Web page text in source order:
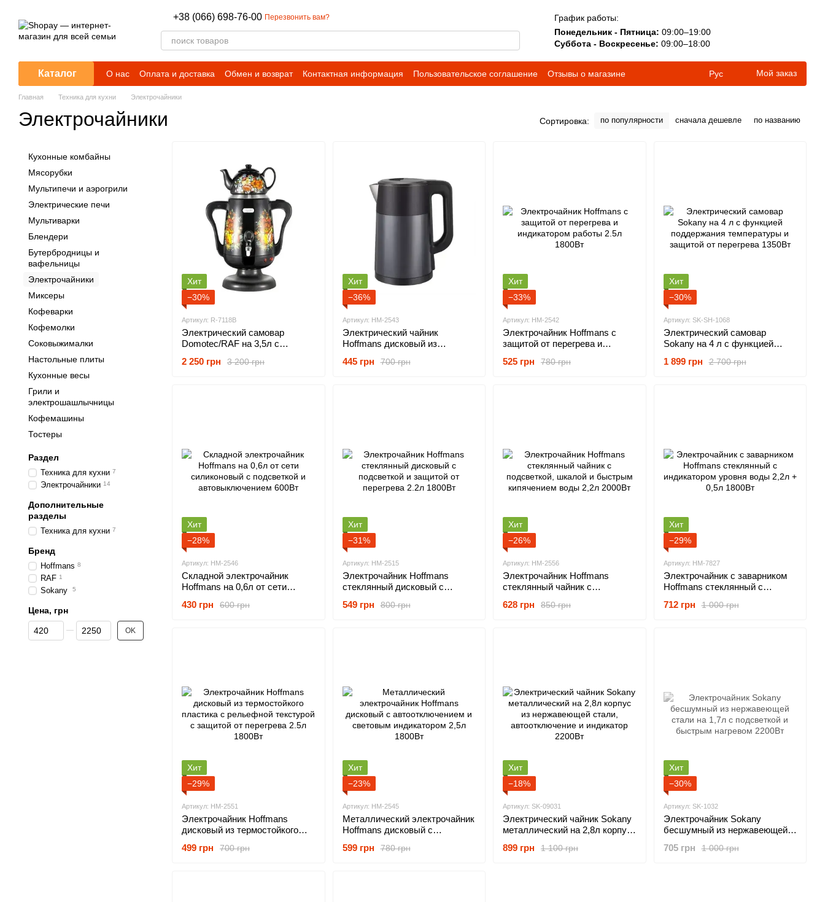
+38 (066) 698-76-00 Перезвонить вам?
График работы:
Понедельник - Пятница: 09:00–19:00
Суббота - Воскресенье: 09:00–18:00
Каталог О нас Оплата и доставка Обмен и возврат Контактная информация Пользовательское соглашение Отзывы о магазине Рус Мой заказ
Главная Техника для кухни Электрочайники
Электрочайники Сортировка: по популярности сначала дешевле по названию
Хит
−30%
Артикул: R-7118В
Электрический самовар
Domotec/RAF на 3,5л с
с рисунком 1800 Вт
3 200 грн
2 250 грн
Хит
−36%
Артикул: HM-2543
Электрический чайник
Hoffmans дисковый из
автоматическим выключением
700 грн
445 грн
Хит
−33%
Артикул: HM-2542
Электрочайник Hoffmans с
защитой от перегрева и
1800Вт
780 грн
525 грн
Хит
−30%
Артикул: SK-SH-1068
Электрический самовар
Sokany на 4 л с функцией
защитой от перегрева 1350Вт
2 700 грн
1 899 грн
Хит
−28%
Артикул: HM-2546
Складной электрочайник
Hoffmans на 0,6л от сети
автовыключением 600Вт
600 грн
430 грн
Хит
−31%
Артикул: HM-2515
Электрочайник Hoffmans
стеклянный дисковый с
перегрева 2.2л 1800Вт
800 грн
549 грн
Хит
−26%
Артикул: HM-2556
Электрочайник Hoffmans
стеклянный чайник с
быстрым кипячением воды
850 грн
628 грн
Хит
−29%
Артикул: HM-7827
Электрочайник с заварником
Hoffmans стеклянный с
+ 0,5л 1800Вт
1 000 грн
712 грн
Хит
−29%
Артикул: HM-2551
Электрочайник Hoffmans
дисковый из термостойкого
текстурой с защитой от
700 грн
499 грн
Хит
−23%
Артикул: HM-2545
Металлический электрочайник
Hoffmans дисковый с
индикатором 2,5л 1800Вт
780 грн
599 грн
Хит
−18%
Артикул: SK-09031
Электрический чайник Sokany
металлический на 2,8л корпус
автоотключение и индикатор
1 100 грн
899 грн
Хит
−30%
Артикул: SK-1032
Электрочайник Sokany
бесшумный из нержавеющей
быстрым нагревом 2200Вт
1 000 грн
705 грн
Кухонные комбайны
Мясорубки
Мультипечи и аэрогрили
Электрические печи
Мультиварки
Блендери
Бутербродницы и
вафельницы
Электрочайники
Миксеры
Кофеварки
Кофемолки
Соковыжималки
Настольные плиты
Кухонные весы
Грили и
электрошашлычницы
Кофемашины
Тостеры
Раздел
Техника для кухни 7
Электрочайники 14
Дополнительные
разделы
Техника для кухни 7
Бренд
Hoffmans 8
RAF 1
Sokany 5
Цена, грн
От Цена, грн
До Цена, грн OK